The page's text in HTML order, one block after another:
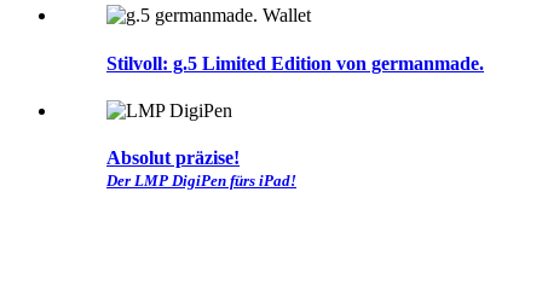
Stilvoll: g.5 Limited Edition von germanmade.
Absolut präzise!
Der LMP DigiPen fürs iPad!